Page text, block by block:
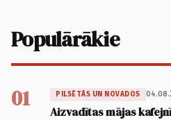
Populārākie
01 PILSĒTĀS UN NOVADOS
Aizvadītas mājas